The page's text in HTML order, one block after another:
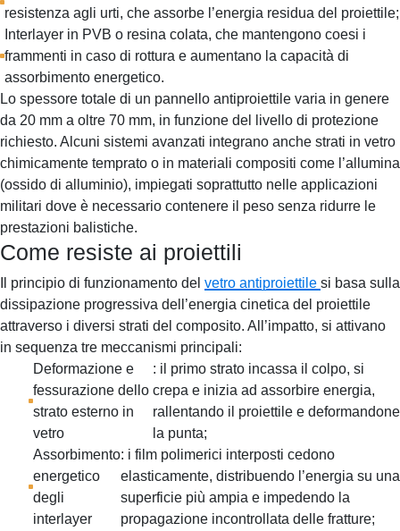
resistenza agli urti, che assorbe l’energia residua del proiettile;
Interlayer in PVB o resina colata, che mantengono coesi i
frammenti in caso di rottura e aumentano la capacità di
assorbimento energetico.
Lo spessore totale di un pannello antiproiettile varia in genere
da 20 mm a oltre 70 mm, in funzione del livello di protezione
richiesto. Alcuni sistemi avanzati integrano anche strati in vetro
chimicamente temprato o in materiali compositi come l’allumina
(ossido di alluminio), impiegati soprattutto nelle applicazioni
militari dove è necessario contenere il peso senza ridurre le
prestazioni balistiche.
Come resiste ai proiettili
Il principio di funzionamento del vetro antiproiettile si basa sulla
dissipazione progressiva dell’energia cinetica del proiettile
attraverso i diversi strati del composito. All’impatto, si attivano
in sequenza tre meccanismi principali:
Deformazione e
fessurazione dello
strato esterno in
vetro
: il primo strato incassa il colpo, si
crepa e inizia ad assorbire energia,
rallentando il proiettile e deformandone
la punta;
Assorbimento
energetico
degli
interlayer
: i film polimerici interposti cedono
elasticamente, distribuendo l’energia su una
superficie più ampia e impedendo la
propagazione incontrollata delle fratture;